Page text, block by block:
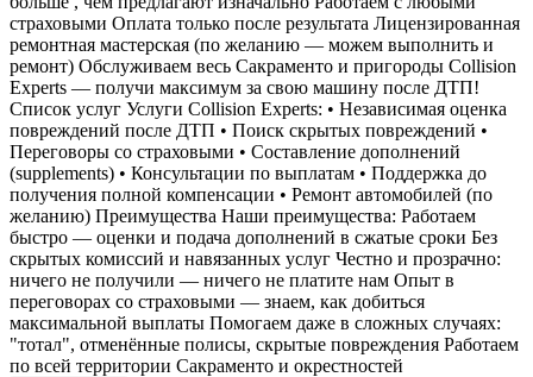
страховыми Оплата только после результата Лицензированная
ремонтная мастерская (по желанию — можем выполнить и
ремонт) Обслуживаем весь Сакраменто и пригороды Collision
Experts — получи максимум за свою машину после ДТП!
Список услуг Услуги Collision Experts: • Независимая оценка
повреждений после ДТП • Поиск скрытых повреждений •
Переговоры со страховыми • Составление дополнений
(supplements) • Консультации по выплатам • Поддержка до
получения полной компенсации • Ремонт автомобилей (по
желанию) Преимущества Наши преимущества: Работаем
быстро — оценки и подача дополнений в сжатые сроки Без
скрытых комиссий и навязанных услуг Честно и прозрачно:
ничего не получили — ничего не платите нам Опыт в
переговорах со страховыми — знаем, как добиться
максимальной выплаты Помогаем даже в сложных случаях:
"тотал", отменённые полисы, скрытые повреждения Работаем
по всей территории Сакраменто и окрестностей